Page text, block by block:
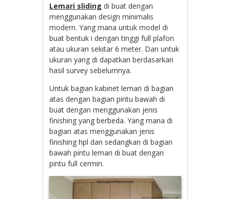
Lemari sliding di buat dengan
menggunakan design minimalis
modern. Yang mana untuk model di
buat bentuk i dengan tinggi full plafon
atau ukuran sekitar 6 meter. Dan untuk
ukuran yang di dapatkan berdasarkan
hasil survey sebelumnya.
Untuk bagian kabinet lemari di bagian
atas dengan bagian pintu bawah di
buat dengan menggunakan jenis
finishing yang berbeda. Yang mana di
bagian atas menggunakan jenis
finishing hpl dan sedangkan di bagian
bawah pintu lemari di buat dengan
pintu full cermin.